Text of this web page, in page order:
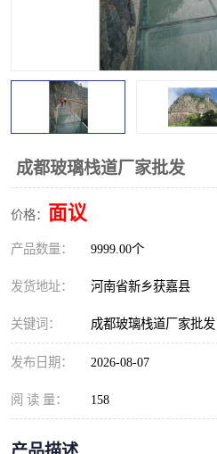
成都玻璃栈道厂家批发
价格： 面议
产品数量： 9999.00个
发货地址： 河南省新乡获嘉县
关键词： 成都玻璃栈道厂家批发
发布日期： 2026-08-07
阅 读 量： 158
拓展器材
玻璃栈道